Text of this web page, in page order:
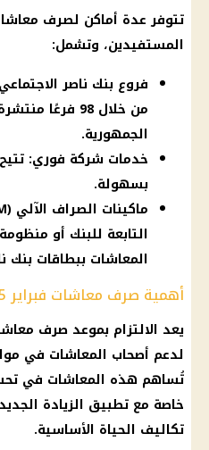
تتوفر عدة أماكن لصرف معاشات
المستفيدين، وتشمل:
فروع بنك ناصر
من خلال 98
الجمهورية.
خدمات شركة فوري:
بسهولة.
المعاشات ببطاقات بنك
أهمية صرف معاشات فبراير 2025 في الموعد المحدد
يعد الالتزام بموعد صرف
لدعم أصحاب المعاشات في
تُساهم هذه المعاشات في
خاصة مع تطبيق الزيادة
تكاليف الحياة الأساسية.